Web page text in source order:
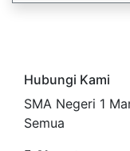
Hubungi Kami
SMA Negeri 1
Semua